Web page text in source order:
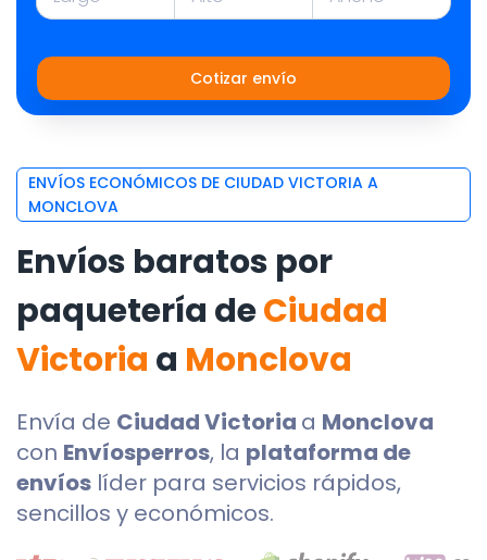
Cotizar envío
ENVÍOS ECONÓMICOS DE CIUDAD VICTORIA A
MONCLOVA
Envíos baratos por
paquetería deCiudad
Victoria a Monclova
Envía de Ciudad Victoria a Monclova
con Envíosperros, la plataforma de
envíos líder para servicios rápidos,
sencillos y económicos.